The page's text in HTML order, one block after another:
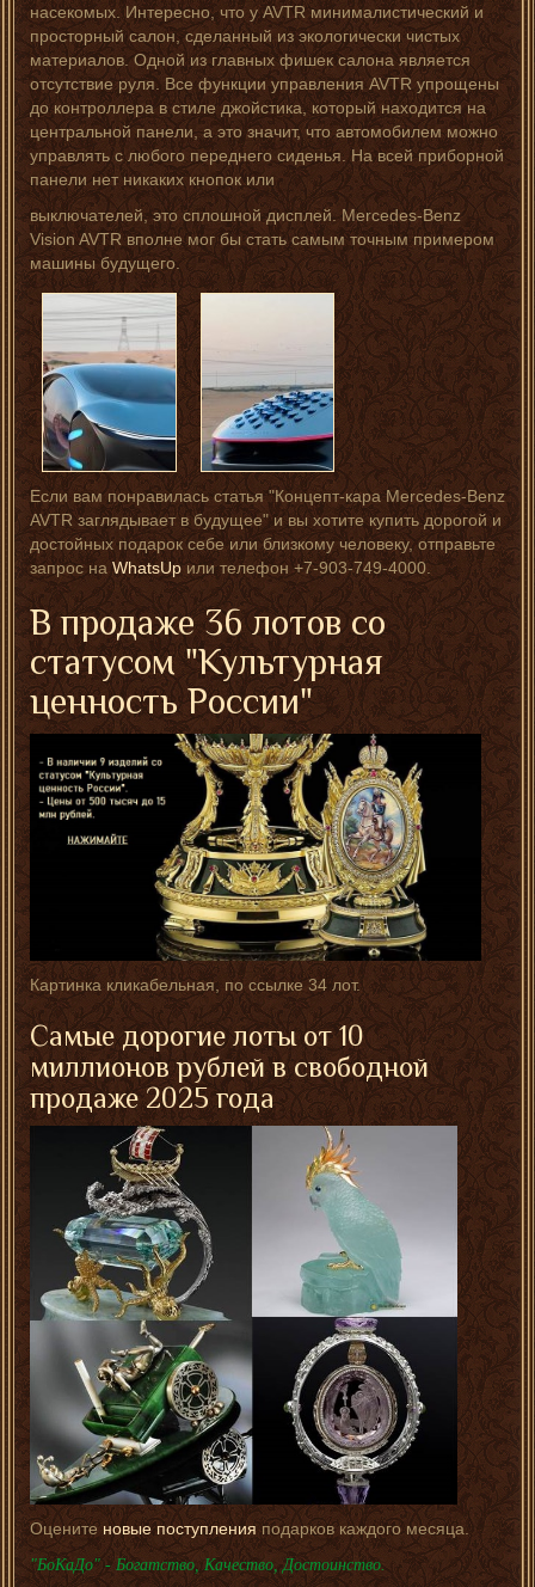
насекомых. Интересно, что у AVTR минималистический и
просторный салон, сделанный из экологически чистых
материалов. Одной из главных фишек салона является
отсутствие руля. Все функции управления AVTR упрощены
до контроллера в стиле джойстика, который находится на
центральной панели, а это значит, что автомобилем можно
управлять с любого переднего сиденья. На всей приборной
панели нет никаких кнопок или
выключателей, это сплошной дисплей. Mercedes-Benz
Vision AVTR вполне мог бы стать самым точным примером
машины будущего.
Если вам понравилась статья "Концепт-кара Mercedes-Benz
AVTR заглядывает в будущее" и вы хотите купить дорогой и
достойных подарок себе или близкому человеку, отправьте
запрос на WhatsUpили телефон +7-903-749-4000.
В продаже 36 лотов со
статусом "Культурная
ценность России"
Картинка кликабельная, по ссылке 34 лот.
Самые дорогие лоты от 10
миллионов рублей в свободной
продаже 2025 года
Оцените новые поступленияподарков каждого месяца.
"БоКаДо" - Богатство, Качество, Достоинство.